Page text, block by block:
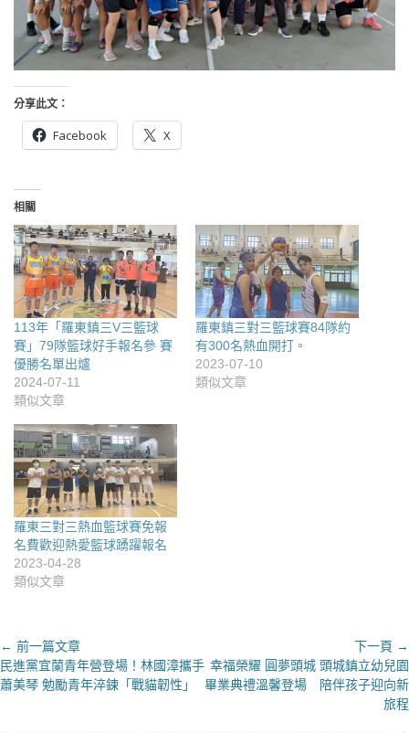
分享此文：
Facebook X
相關
113年「羅東鎮三V三籃球
賽」79隊籃球好手報名參 賽
優勝名單出爐
2024-07-11
類似文章
羅東鎮三對三籃球賽84隊約
有300名熱血開打。
2023-07-10
類似文章
羅東三對三熱血籃球賽免報
名費歡迎熱愛籃球踴躍報名
2023-04-28
類似文章
文
章
導
← 前一篇文章
上
一
民進黨宜蘭青年營登場！林國漳攜手
蕭美琴 勉勵青年淬鍊「戰貓韌性」
下一頁 →
下
一
幸福榮耀 圓夢頭城 頭城鎮立幼兒園
畢業典禮溫馨登場 陪伴孩子迎向新
旅程